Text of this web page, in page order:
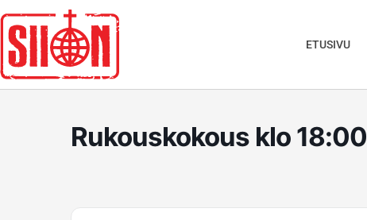
sisältöön
ETUSIVU
Rukouskokous klo 18:00